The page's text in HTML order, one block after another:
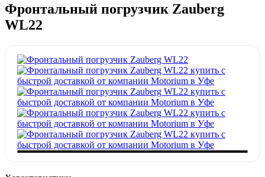
Фронтальный погрузчик Zauberg
WL22